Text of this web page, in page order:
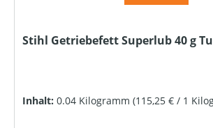
Stihl Getriebefett Superlub 40 g
Inhalt: 0.04 Kilogramm (115,25 € / 1